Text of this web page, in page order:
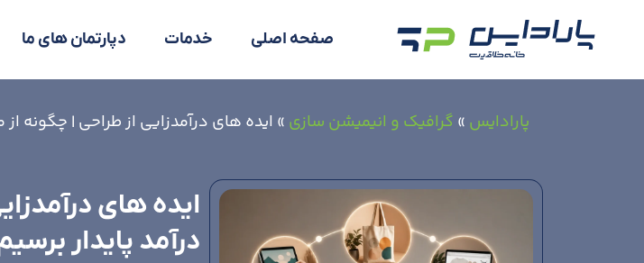
صفحه اصلی خدمات دپارتمان های ما
پارادایس » گرافیک و انیمیشن سازی » ایده های درآمدزایی از طراحی | چگونه
ایده های
درآمد پایدار